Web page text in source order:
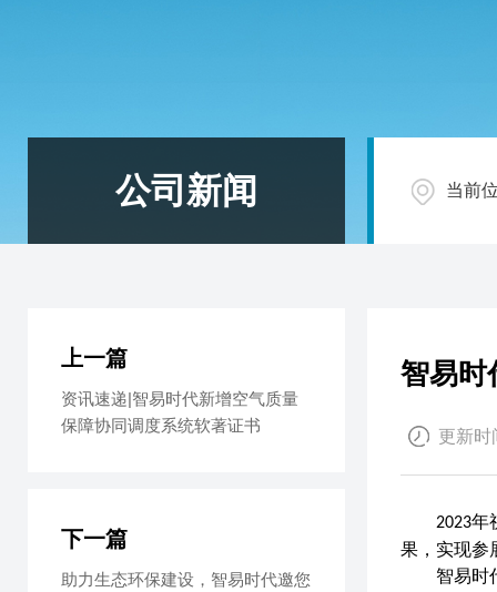
公司新闻 当前
智易时
更新时
2023年
果，实现参
智易时
上一篇
资讯速递|智易时代新增空气质量
保障协同调度系统软著证书
下一篇
助力生态环保建设，智易时代邀您